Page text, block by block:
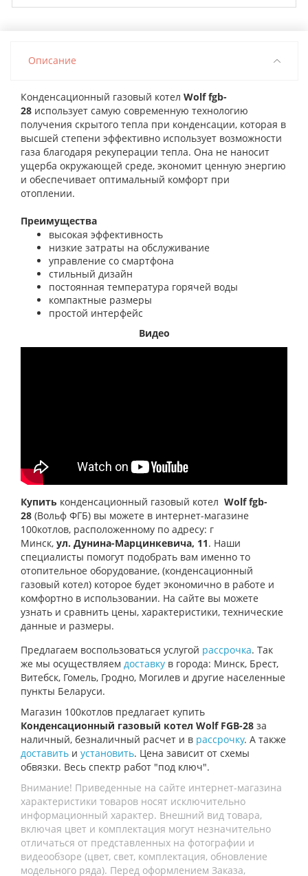
Описание
Конденсационный газовый котел Wolf fgb-
28 использует самую современную технологию
получения скрытого тепла при конденсации, которая в
высшей степени эффективно использует возможности
газа благодаря рекуперации тепла. Она не наносит
ущерба окружающей среде, экономит ценную энергию
и обеспечивает оптимальный комфорт при
отоплении.
Преимущества
высокая эффективность
низкие затраты на обслуживание
управление со смартфона
стильный дизайн
постоянная температура горячей воды
компактные размеры
простой интерфейс
Видео
Купить конденсационный газовый котел Wolf fgb-
28 (Вольф ФГБ) вы можете в интернет-магазине
100котлов, расположенному по адресу: г
Минск, ул. Дунина-Марцинкевича, 11. Наши
специалисты помогут подобрать вам именно то
отопительное оборудование, (конденсационный
газовый котел) которое будет экономично в работе и
комфортно в использовании. На сайте вы можете
узнать и сравнить цены, характеристики, технические
данные и размеры.
Предлагаем воспользоваться услугой рассрочка. Так
же мы осуществляем доставку в города: Минск, Брест,
Витебск, Гомель, Гродно, Могилев и другие населенные
пункты Беларуси.
Магазин 100котлов предлагает купить
Конденсационный газовый котел Wolf FGB-28 за
наличный, безналичный расчет и в рассрочку. А также
доставить и установить. Цена зависит от схемы
обвязки. Весь спектр работ "под ключ".
Внимание! Приведенные на сайте интернет-магазина
характеристики товаров носят исключительно
информационный характер. Внешний вид товара,
включая цвет и комплектация могут незначительно
отличаться от представленных на фотографии и
видеообзоре (цвет, свет, комплектация, обновление
модельного ряда). Перед оформлением Заказа,